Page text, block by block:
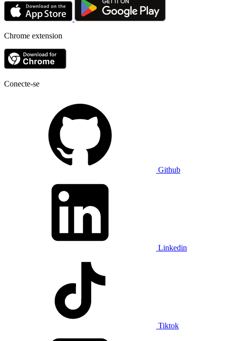
Chrome extension
Conecte-se
Github
Linkedin
Tiktok